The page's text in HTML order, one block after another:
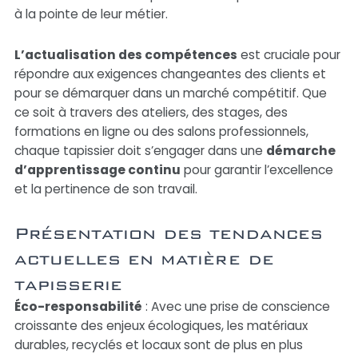
à la pointe de leur métier.
L’actualisation des compétences est cruciale pour
répondre aux exigences changeantes des clients et
pour se démarquer dans un marché compétitif. Que
ce soit à travers des ateliers, des stages, des
formations en ligne ou des salons professionnels,
chaque tapissier doit s’engager dans une démarche
d’apprentissage continu pour garantir l’excellence
et la pertinence de son travail.
Présentation des tendances
actuelles en matière de
tapisserie
Éco-responsabilité : Avec une prise de conscience
croissante des enjeux écologiques, les matériaux
durables, recyclés et locaux sont de plus en plus